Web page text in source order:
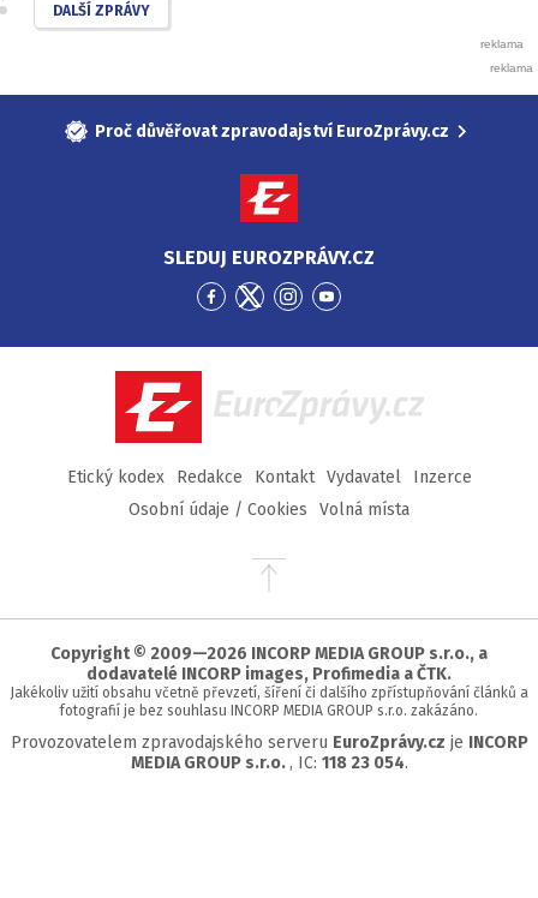
DALŠÍ ZPRÁVY
Proč důvěřovat zpravodajství EuroZprávy.cz
SLEDUJ EUROZPRÁVY.CZ
Přejít
Facebook
Přejít
Twitter
Přejít
Instagram
Přejít
YouTube
EuroZprávy.cz
Etický kodex Redakce Kontakt Vydavatel
Inzerce
Osobní údaje / Cookies
Volná místa
Přejít
stránky
Copyright © 2009—2026 INCORP MEDIA GROUP s.r.o., a
dodavatelé INCORP images, Profimedia a ČTK.
Jakékoliv užití obsahu včetně převzetí, šíření či dalšího zpřístupňování článků a
fotografií je bez souhlasu INCORP MEDIA GROUP s.r.o. zakázáno.
Provozovatelem zpravodajského serveru EuroZprávy.cz je INCORP
MEDIA GROUP s.r.o. , IC: 118 23 054.